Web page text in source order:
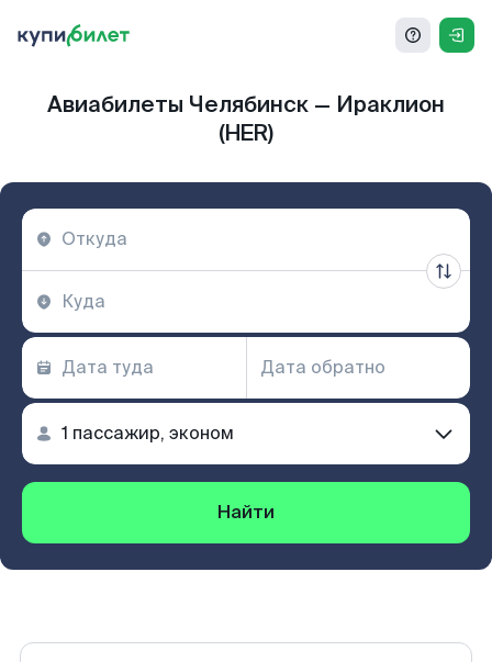
Авиабилеты Челябинск — Ираклион
(HER)
Найти